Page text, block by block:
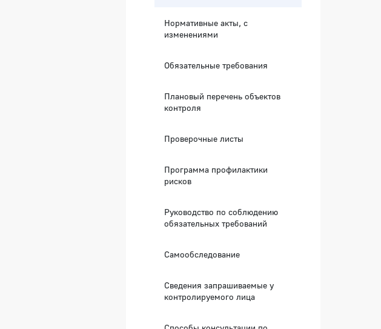
Нормативные акты, с
изменениями
Обязательные требования
Плановый перечень объектов
контроля
Проверочные листы
Программа профилактики
рисков
Руководство по соблюдению
обязательных требований
Самообследование
Сведения запрашиваемые у
контролируемого лица